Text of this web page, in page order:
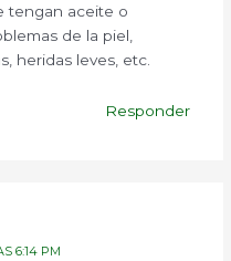
tengan aceite o
de la piel,
heridas leves, etc.
Responder
6:14 PM